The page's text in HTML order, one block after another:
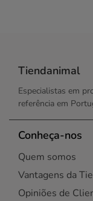
Tiendanimal
Especialistas em
referência em
Conheça-nos
Quem somos
Vantagens da
Opiniões de